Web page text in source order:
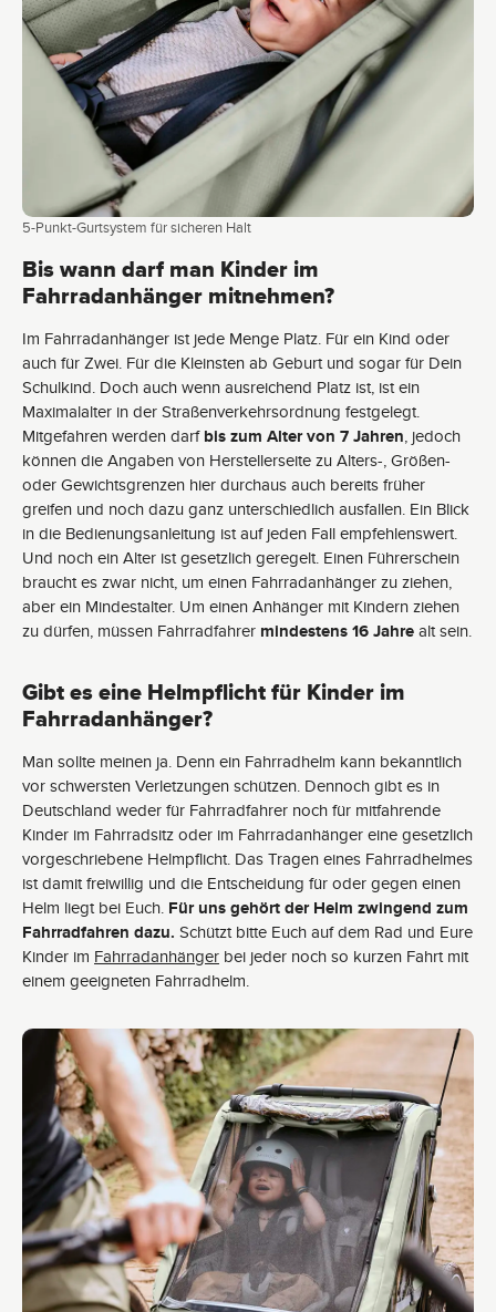
5-Punkt-Gurtsystem für sicheren Halt
Bis wann darf man Kinder im
Fahrradanhänger mitnehmen?
Im Fahrradanhänger ist jede Menge Platz. Für ein Kind oder
auch für Zwei. Für die Kleinsten ab Geburt und sogar für Dein
Schulkind. Doch auch wenn ausreichend Platz ist, ist ein
Maximalalter in der Straßenverkehrsordnung festgelegt.
Mitgefahren werden darfbis zum Alter von 7 Jahren, jedoch
können die Angaben von Herstellerseite zu Alters-, Größen-
oder Gewichtsgrenzen hier durchaus auch bereits früher
greifen und noch dazu ganz unterschiedlich ausfallen. Ein Blick
in die Bedienungsanleitung ist auf jeden Fall empfehlenswert.
Und noch ein Alter ist gesetzlich geregelt. Einen Führerschein
braucht es zwar nicht, um einen Fahrradanhänger zu ziehen,
aber ein Mindestalter. Um einen Anhänger mit Kindern ziehen
zu dürfen, müssen Fahrradfahrer mindestens 16 Jahrealt sein.
Gibt es eine Helmpflicht für Kinder im
Fahrradanhänger?
Man sollte meinen ja. Denn ein Fahrradhelm kann bekanntlich
vor schwersten Verletzungen schützen. Dennoch gibt es in
Deutschland weder für Fahrradfahrer noch für mitfahrende
Kinder im Fahrradsitz oder im Fahrradanhänger eine gesetzlich
vorgeschriebene Helmpflicht. Das Tragen eines Fahrradhelmes
ist damit freiwillig und die Entscheidung für oder gegen einen
Helm liegt bei Euch. Für uns gehört der Helm zwingend zum
Fahrradfahren dazu. Schützt bitte Euch auf dem Rad und Eure
Kinder im Fahrradanhänger bei jeder noch so kurzen Fahrt mit
einem geeigneten Fahrradhelm.